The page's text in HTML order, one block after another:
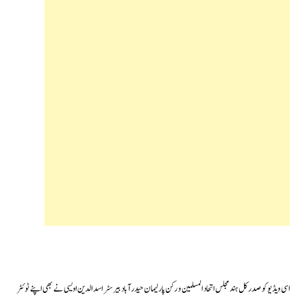
اسی ویڈیو کو صدر کل ہند مجلس اتحاد المسلمین و رکن پارلیمان حیدرآباد بیرسٹر اسد الدین اویسی نے بھی اپنے ٹوئٹر